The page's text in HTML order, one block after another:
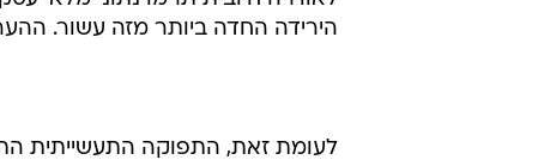
הירידה החדה ביותר מזה עשור. ההערכות